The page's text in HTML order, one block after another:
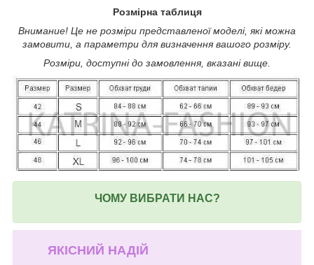
Розмірна таблиця
Внимание! Це не розміри представленої моделі, які можна
замовити, а параметри для визначення вашого розміру.
Розміри, доступні до замовлення, вказані вище.
ЧОМУ ВИБРАТИ НАС?
ЯКІСНИЙ НАДІЙ